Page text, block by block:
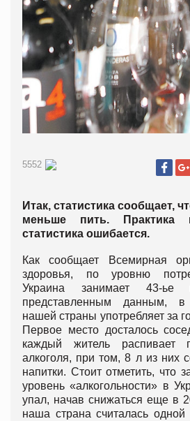
5552
Итак, статистика сообщает,
меньше пить. Практика
статистика ошибается.
Как сообщает Всемирная
здоровья, по уровню
Украина занимает 43-ье
представленным данным,
нашей страны употребляет за
Первое место досталось
каждый житель
алкоголя, при том, 8 л из них
напитки. Стоит отметить, что
уровень «алкогольности» в
упал, начав снижаться еще в
наша страна считалась